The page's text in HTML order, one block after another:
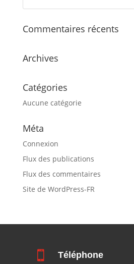
Commentaires récents
Archives
Catégories
Aucune catégorie
Méta
Connexion
Flux des publications
Flux des commentaires
Site de WordPress-FR
 Téléphone